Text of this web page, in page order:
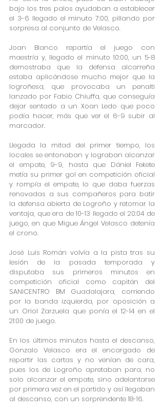
bajo los tres palos ayudaban a establecer
el 3-6 llegado el minuto 7:00, pillando por
sorpresa al conjunto de Velasco.
Joan Blanco repartía el juego con
maestría y, llegado el minuto 10:00, un 5-8
demostraba que la defensa alcarreña
estaba aplicándose mucho mejor que la
logroñesa, que provocaba un penalti
lanzado por Fabio Chiuffa, que conseguía
dejar sentado a un Xoan Ledo que poco
podía hacer, más que ver el 6-9 subir al
marcador.
Llegada la mitad del primer tiempo, los
locales se entonaban y lograban alcanzar
el empate, 9-9, hasta que Dániel Fekete
metía su primer gol en competición oficial
y rompía el empate, lo que daba fuerzas
renovadas a sus compañeros para batir
la defensa abierta de Logroño y retomar la
ventaja, que era de 10-13 llegado el 20:04 de
juego, en que Migue Ángel Velasco detenía
el crono.
José Luis Román volvía a la pista tras su
lesión de la pasada temporada y
disputaba sus primeros minutos en
competición oficial como capitán del
SANICENTRO BM Guadalajara, corriendo
por la banda izquierda, por oposición a
un Oriol Zarzuela que ponía el 12-14 en el
21:00 de juego.
En los últimos minutos hasta el descanso,
Gonzalo Velasco era el encargado de
repartir las cartas y no venían de cara,
pues los de Logroño apretaban para, no
solo alcanzar el empate, sino adelantarse
por primera vez en el partido y así llegaban
al descanso, con un sorprendente 18-16.